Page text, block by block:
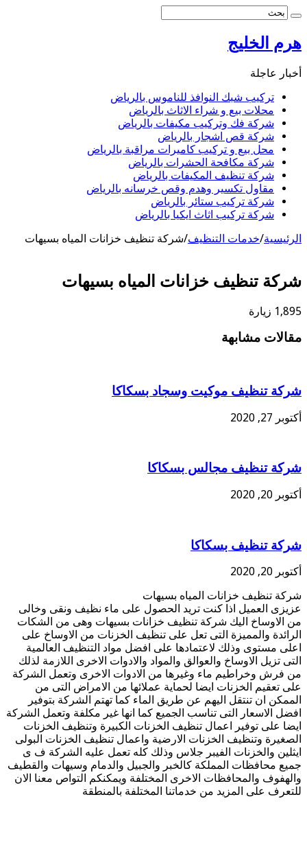
هرم الخليج
أخبار عاجلة
تركيب شبك النوافذ للناموس بالرياض
محلات بيع و شراء الاثاث بالرياض
شركة فك وتركيب مكيفات بالرياض
شركة قص اشجار بالرياض
محل بيع و تركيب كاميرات مراقبة بالرياض
شركة مكافحة الحشرات بالرياض
شركة تنظيف المكيفات بالرياض
مقاول تكسير وهدم وقص خرسانه بالرياض
شركة تركيب ستائر بالرياض
شركة تركيب اثاث ايكيا بالرياض
الرئيسية/خدمات التنظيف/شركة تنظيف خزانات المياه بسيهات
شركة تنظيف خزانات المياه بسيهات
1,895 زيارة
مقالات مشابهة
شركة تنظيف موكيت وسجاد بسكاكا
أكتوبر 27, 2020
شركة تنظيف مجالس بسكاكا
أكتوبر 20, 2020
شركة تنظيف بسكاكا
أكتوبر 20, 2020
شركة تنظيف خزانات المياه بسيهات
عزيزى العميل اذا كنت تريد الحصول على ماء نظيف ونقى وخالى
من الاوساخ اليك شركة تنظيف خزانات بسيهات وهى من الشكات
الرائدة والمميزة التى تعل على تنظيف الخزنات من الاوساخ على
اعلى مستوى وذلك لاعتمادها على افضل مواد التنظيف العالمية
التى تزيل الاوساخ والعوالق والمواد والادوات الاخرى اللازمة لذلك
من فرش وخراطيم ماء وغيرها من الادوات الاخرى وتعمل الشركة
على تعقيم الخزنات ايضا لحماية عملائها من الامراض التى من
الممكن ان تنتقل اليهم عن طريق الماء كما تهتم الشركة بتوفير
افضل الاسعار التى تناسب الجميع كما انها غير مكلفة وتعمل الشركة
ايضا على توفير اعمال تنظيف الخزنات الكبيرة وتنظيف الخزنات
الصغيرة وتنظيف الخزنات الارضية واعمال تنظيف الخزنات البولى
ايثلين والخزنات الفيبر جلاس وذلك كله تعمل عليه الشركة ف ى
جميع محافظات المملكة كالخبر والجبيل والدمام وسيهات والقطيف
والهفوف والمحافظات الاخرى المختلفة ويمكنكم التواص معنا الان
للتعرف على المزيد من خدماتنا المختلفة بالمنطقة